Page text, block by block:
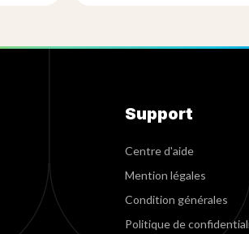
Support
Centre d'aide
Mention légales
Condition générales
Politique de